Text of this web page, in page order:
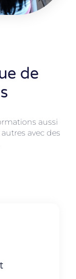
de
aussi
avec des